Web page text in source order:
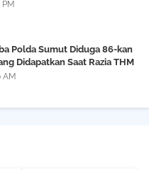
Polda Sumut Diduga 86-kan
Didapatkan Saat Razia THM
Bertindak
AM